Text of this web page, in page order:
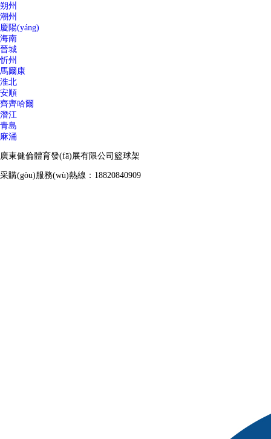
朔州
潮州
慶陽(yáng)
海南
晉城
忻州
馬爾康
淮北
安順
齊齊哈爾
潛江
青島
麻涌
廣東健倫體育發(fā)展有限公司籃球架
采購(gòu)服務(wù)熱線：18820840909